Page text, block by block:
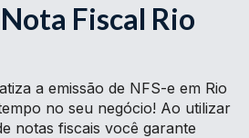
Fiscal Rio
a emissão de NFS-e em Rio
no seu negócio! Ao utilizar
notas fiscais você garante